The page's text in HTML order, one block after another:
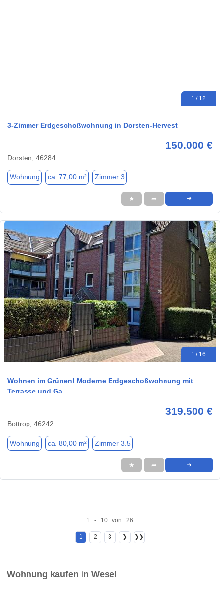
1 / 12
3-Zimmer Erdgeschoßwohnung in Dorsten-Hervest
150.000 €
Dorsten, 46284
Wohnung ca. 77,00 m² Zimmer 3
★ ➦ ➜
1 / 16
Wohnen im Grünen! Moderne Erdgeschoßwohnung mit
Terrasse und Ga
319.500 €
Bottrop, 46242
Wohnung ca. 80,00 m² Zimmer 3.5
★ ➦ ➜
1 - 10 von 26
1 2 3 ❯ ❯❯
Wohnung kaufen in Wesel